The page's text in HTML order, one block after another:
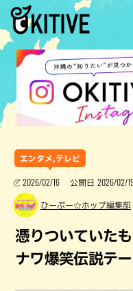
エンタメ,テレビ
2026/02/16 公開日 2026/02/
ひーぷー☆ホップ編集部
憑りついていた
ナワ爆笑伝説テー